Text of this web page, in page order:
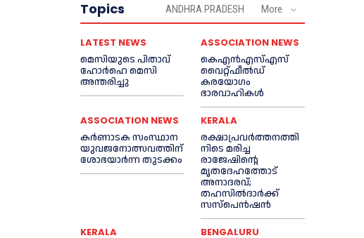
Topics ANDHRA PRADESH More
LATEST NEWS
മെ​സിയുടെ പിതാവ്
ഹോർഹെ മെ​സി
അന്തരിച്ചു
ASSOCIATION NEWS
കെഎൻഎസ്എസ്
വൈറ്റ്ഫീൽഡ്
കരയോഗം
ഭാരവാഹികള്‍
ASSOCIATION NEWS
കര്‍ണാടക സംസ്ഥാന
യുവജനോത്സവത്തിന്
ശോഭയാർന്ന തുടക്കം
KERALA
രക്ഷാപ്രവർത്തനത്തി
നിടെ മരിച്ച
രാജേഷിന്റെ
മൃതദേഹത്തോട്
അനാദരവ്;
തഹസിൽദാർക്ക്
സസ്പെൻഷൻ
KERALA BENGALURU